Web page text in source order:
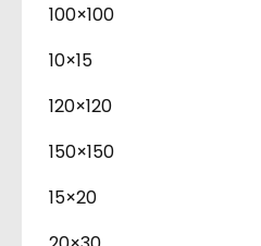
100×100
10×15
120×120
150×150
15×20